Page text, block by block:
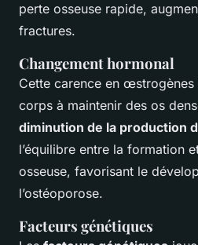
perte osseuse rapide,
fractures.
Changement hormonal
Cette carence en
corps à maintenir des os
diminution de la production
l’équilibre entre la formation
osseuse, favorisant le
l’ostéoporose.
Facteurs génétiques